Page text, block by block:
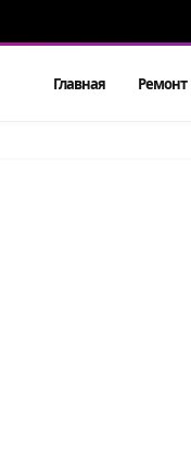
Главная Ремонт